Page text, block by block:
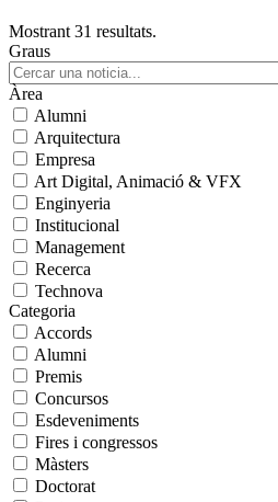
Mostrant 31 resultats.
Graus
Àrea
Alumni
Arquitectura
Empresa
Art Digital, Animació & VFX
Enginyeria
Institucional
Management
Recerca
Technova
Categoria
Accords
Alumni
Premis
Concursos
Esdeveniments
Fires i congressos
Màsters
Doctorat